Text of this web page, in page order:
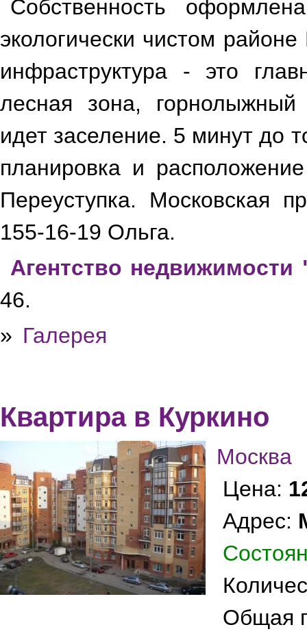
Собственность
экологически чистом
инфраструктура - это
лесная зона, горнолыжный
идет заселение. 5 минут
планировка и
Переуступка. Московская
155-16-19 Ольга.
Агентство
46.
» Галерея
Квартира в Куркино
Москва
Цена:
Адрес:
Общая